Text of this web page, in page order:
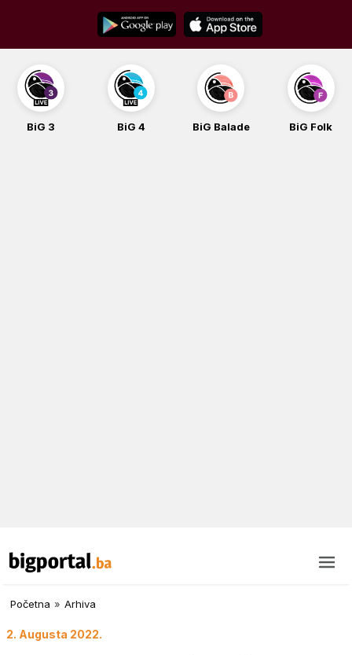
content
BiG 3 BiG 4 BiG Balade BiG Folk
Početna » Arhiva
2. Augusta 2022.